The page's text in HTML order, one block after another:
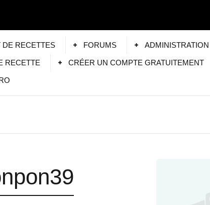
RECETTES FORUMS ADMINISTRATION
RECETTE CRÉER UN COMPTE GRATUITEMENT